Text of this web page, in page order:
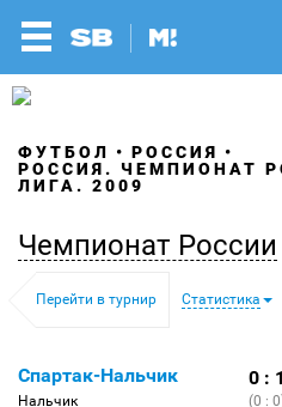
ФУТБОЛ
РОССИЯ
РОССИЯ. ЧЕМПИОНАТ
ЛИГА. 2009
Чемпионат России
Перейти в турнир Статистика
Спартак-Нальчик
Нальчик
0 : 1
(0 :